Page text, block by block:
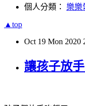
個人分類： 樂樂
▲top
Oct 19 Mon 2020
讓孩子放